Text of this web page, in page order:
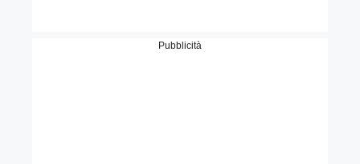
Pubblicità